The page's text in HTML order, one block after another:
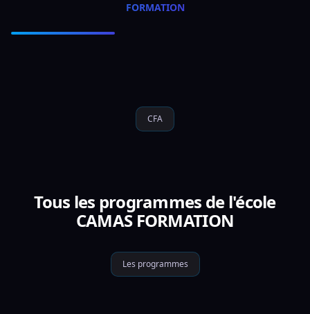
FORMATION
CFA
Tous les programmes de l'école
CAMAS FORMATION
Les programmes